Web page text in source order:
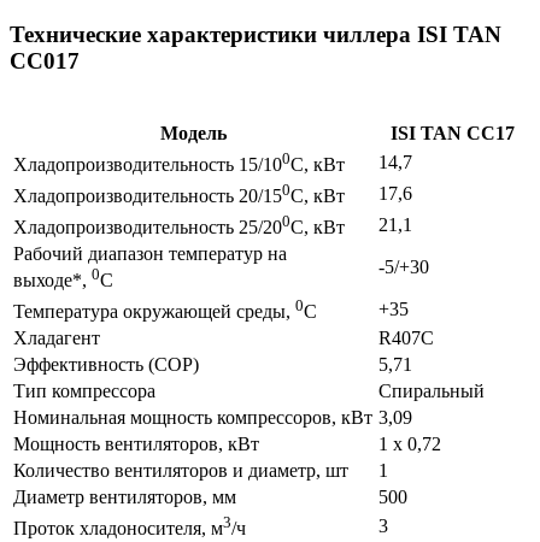
Технические характеристики чиллера ISI TAN
CC017
Модель
ISI TAN CC17
Хладопроизводительность 15/100C, кВт
14,7
Хладопроизводительность 20/150C, кВт
17,6
Хладопроизводительность 25/200C, кВт
21,1
Рабочий диапазон температур на
выходе*, 0C
-5/+30
Температура окружающей среды, 0C
+35
Хладагент
R407С
Эффективность (COP)
5,71
Тип компрессора
Спиральный
Номинальная мощность компрессоров, кВт 3,09
Мощность вентиляторов, кВт
1 х 0,72
Количество вентиляторов и диаметр, шт
1
Диаметр вентиляторов, мм
500
Проток хладоносителя, м3/ч
3